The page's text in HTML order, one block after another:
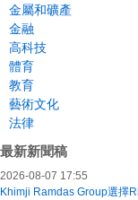
金屬和礦產
金融
高科技
體育
教育
藝術文化
法律
最新新聞稿
2026-08-07 17:55
Khimji Ramdas Group選擇